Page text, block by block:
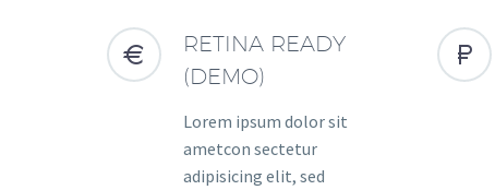


RETINA READY
(DEMO)
Lorem ipsum dolor sit
ametcon sectetur
adipisicing elit, sed

